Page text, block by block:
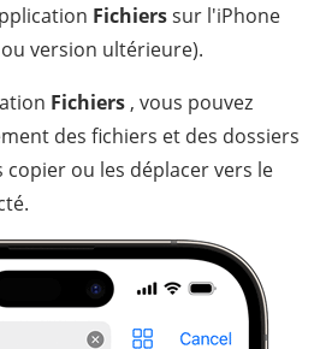
Fichierssur l'iPhone
version ultérieure).
Fichiers , vous pouvez
des fichiers et des dossiers
ou les déplacer vers le